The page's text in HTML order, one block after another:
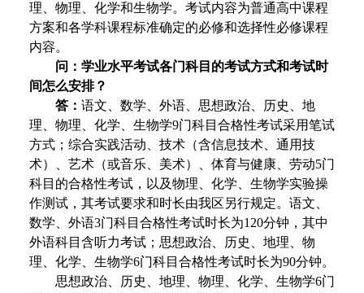
理、物理、化学和生物学。考试内容为普通高中课程
方案和各学科课程标准确定的必修和选择性必修课程
内容。
问：学业水平考试各门科目的考试方式和考试时
间怎么安排？
答： 语文、数学、外语、思想政治、历史、地
理、物理、化学、生物学9门科目合格性考试采用笔试
方式；综合实践活动、技术（含信息技术、通用技
术）、艺术（或音乐、美术）、体育与健康、劳动5门
科目的合格性考试，以及物理、化学、生物学实验操
作测试，其考试要求和时长由我区另行规定。语文、
数学、外语3门科目合格性考试时长为120分钟，其中
外语科目含听力考试；思想政治、历史、地理、物
理、化学、生物学6门科目合格性考试时长为90分钟。
思想政治、历史、地理、物理、化学、生物学6门